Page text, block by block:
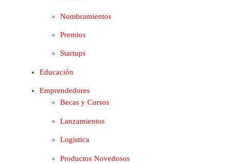
Nombramientos
Premios
Startups
Educación
Emprendedores
Becas y Cursos
Lanzamientos
Logistica
Productos Novedosos